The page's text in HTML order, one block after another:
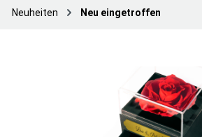
Neuheiten Neu eingetroffen